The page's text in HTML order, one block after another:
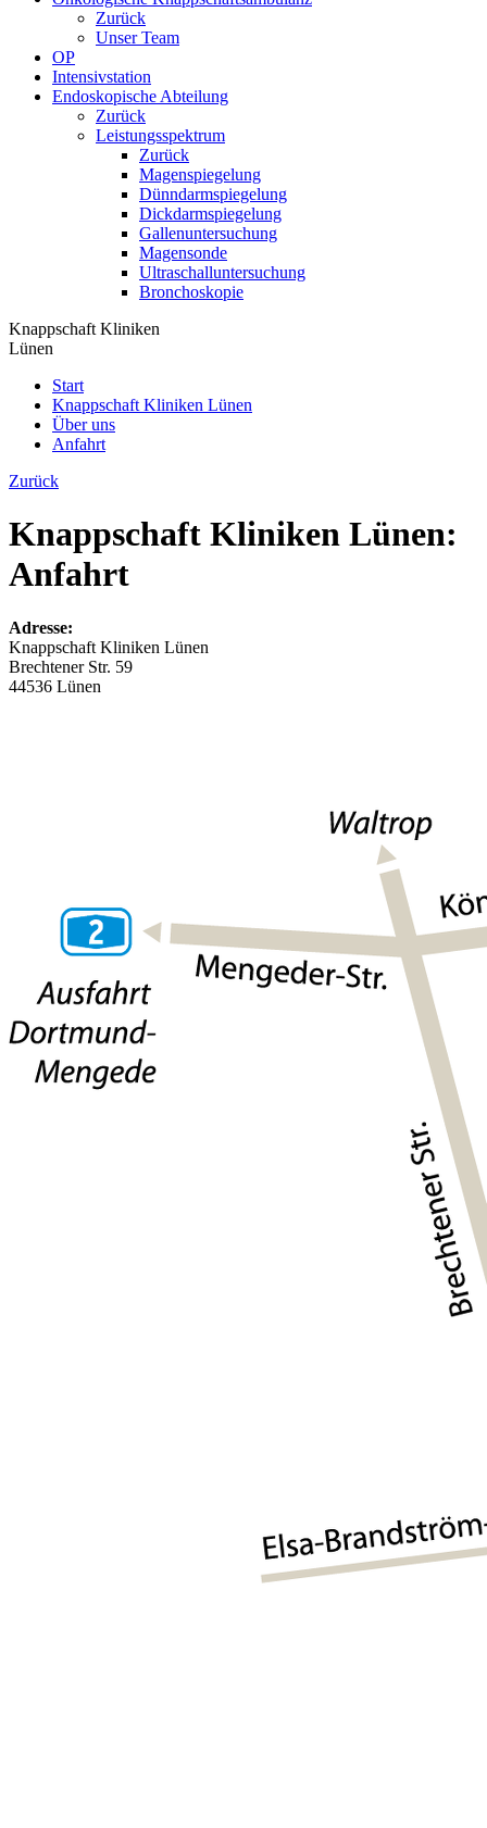
Zurück
Unser Team
OP
Intensivstation
Endoskopische Abteilung
Zurück
Leistungsspektrum
Zurück
Magenspiegelung
Dünndarmspiegelung
Dickdarmspiegelung
Gallenuntersuchung
Magensonde
Ultraschalluntersuchung
Bronchoskopie
Knappschaft Kliniken
Lünen
Start
Knappschaft Kliniken Lünen
Über uns
Anfahrt
Zurück
Knappschaft Kliniken Lünen:
Anfahrt
Adresse:
Knappschaft Kliniken Lünen
Brechtener Str. 59
44536 Lünen